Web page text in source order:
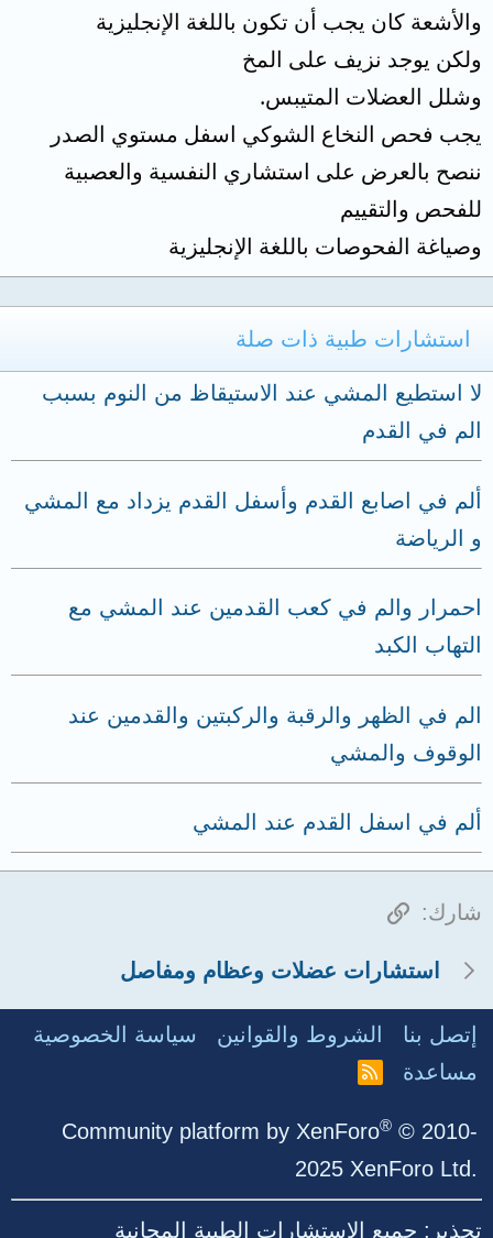
والأشعة كان يجب أن تكون باللغة الإنجليزية
ولكن يوجد نزيف على المخ
وشلل العضلات المتيبس.
يجب فحص النخاع الشوكي اسفل مستوي الصدر
ننصح بالعرض على استشاري النفسية والعصبية
للفحص والتقييم
وصياغة الفحوصات باللغة الإنجليزية
استشارات طبية ذات صلة
لا استطيع المشي عند الاستيقاظ من النوم بسبب
الم في القدم
ألم في اصابع القدم وأسفل القدم يزداد مع المشي
و الرياضة
احمرار والم في كعب القدمين عند المشي مع
التهاب الكبد
الم في الظهر والرقبة والركبتين والقدمين عند
الوقوف والمشي
ألم في اسفل القدم عند المشي
شارك: الرابط
استشارات عضلات وعظام ومفاصل
إتصل بنا الشروط والقوانين
سياسة الخصوصية
مساعدة
R
Community platform by XenForo® © 2010-
2025 XenForo Ltd.
تحذير: جميع الاستشارات الطبية المجانية